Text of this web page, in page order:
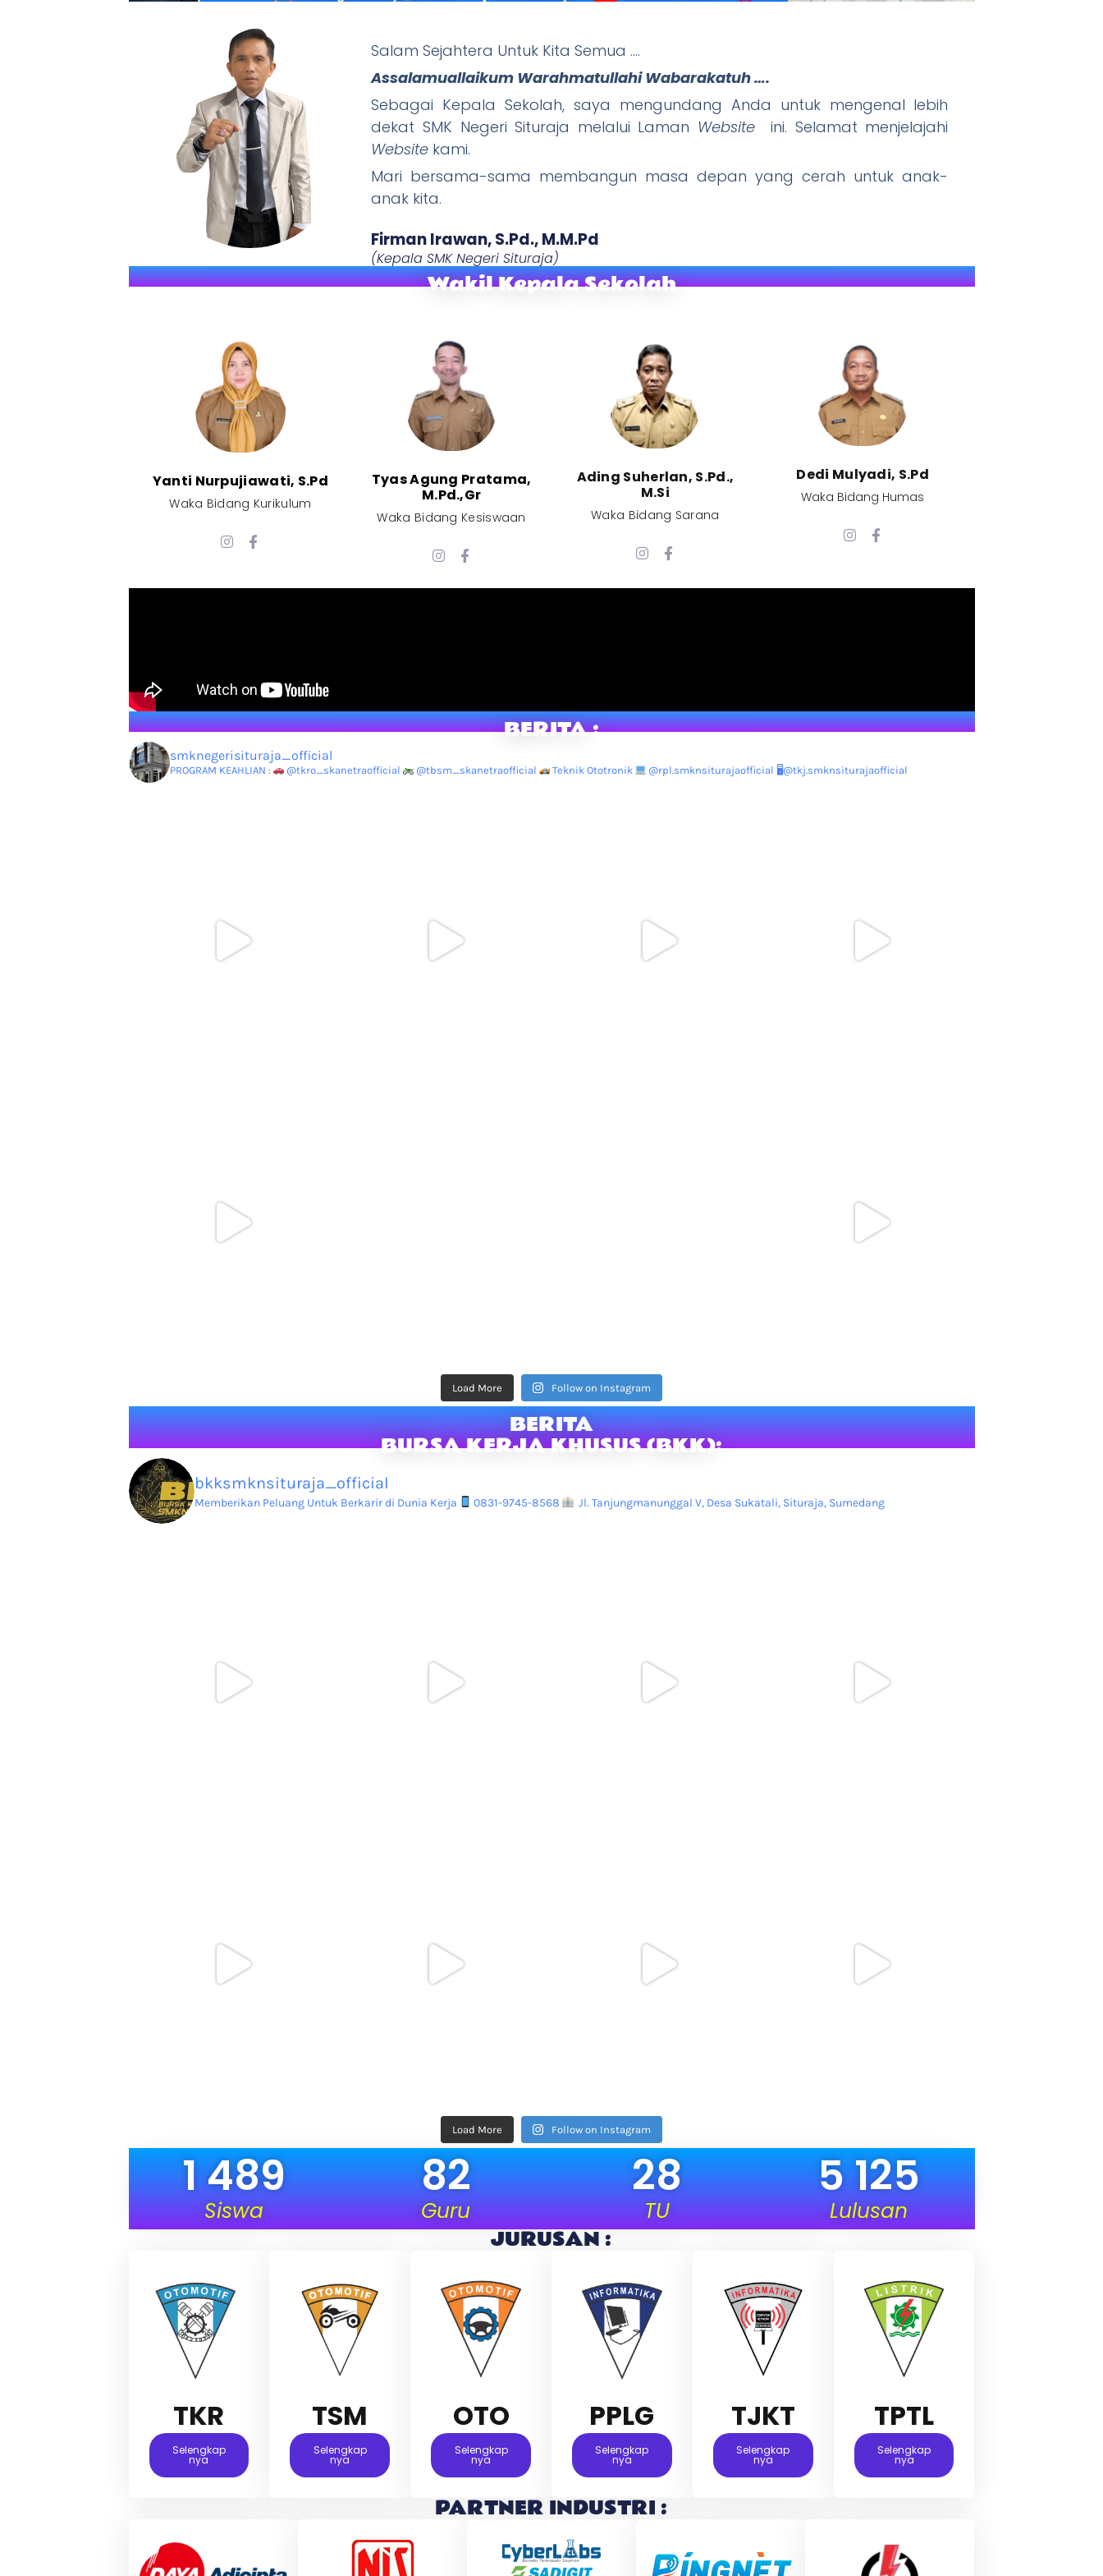
SMKN Situraja
" JAWARA (Jago Dina Elmu, Wani Tandang, Rajin Ibadah) "
Salam Sejahtera Untuk Kita Semua ….
Assalamuallaikum Warahmatullahi Wabarakatuh ….
Sebagai Kepala Sekolah, saya mengundang Anda untuk mengenal lebih
dekat SMK Negeri Situraja melalui Laman Website ini. Selamat menjelajahi
Website kami.
Mari bersama-sama membangun masa depan yang cerah untuk anak-
anak kita.
Firman Irawan, S.Pd., M.M.Pd​
(Kepala SMK Negeri Situraja)
Wakil Kepala Sekolah
Yanti Nurpujiawati, S.Pd
Waka Bidang Kurikulum
Tyas Agung Pratama,
M.Pd.,Gr​
Waka Bidang Kesiswaan​
Ading Suherlan, S.Pd.,
M.Si​
Waka Bidang Sarana​
Dedi Mulyadi, S.Pd​
Waka Bidang Humas
BERITA :
smknegerisituraja_official
PROGRAM KEAHLIAN : @tkro_skanetraofficial @tbsm_skanetraofficial Teknik Ototronik @rpl.smknsiturajaofficial 🖥@tkj.smknsiturajaofficial
Load More Follow on Instagram
BERITA
BURSA KERJA KHUSUS (BKK):
bkksmknsituraja_official
Memberikan Peluang Untuk Berkarir di Dunia Kerja 0831-9745-8568 Jl. Tanjungmanunggal V, Desa Sukatali, Situraja, Sumedang
Load More Follow on Instagram
Siswa
1 489
Guru
82
TU
28
Lulusan
5 125
JURUSAN :
TKR
Selengkap
Nya
TSM
Selengkap
Nya
OTO
Selengkap
Nya
PPLG
Selengkap
Nya
TJKT
Selengkap
Nya
TPTL
Selengkap
Nya
PARTNER INDUSTRI :